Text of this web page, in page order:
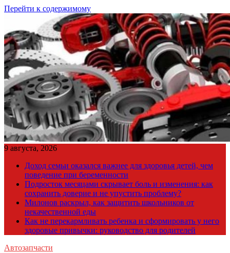
Перейти к содержимому
9 августа, 2026
Доход семьи оказался важнее для здоровья детей, чем
поведение при беременности
Подросток месяцами скрывает боль и изменения: как
сохранить доверие и не упустить проблему?
Милонов раскрыл, как защитить школьников от
некачественной еды
Как не перекармливать ребенка и сформировать у него
здоровые привычки: руководство для родителей
Автозапчасти